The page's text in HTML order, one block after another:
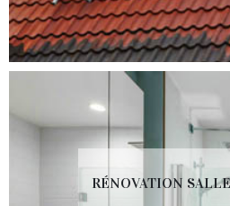
RÉNOVATION